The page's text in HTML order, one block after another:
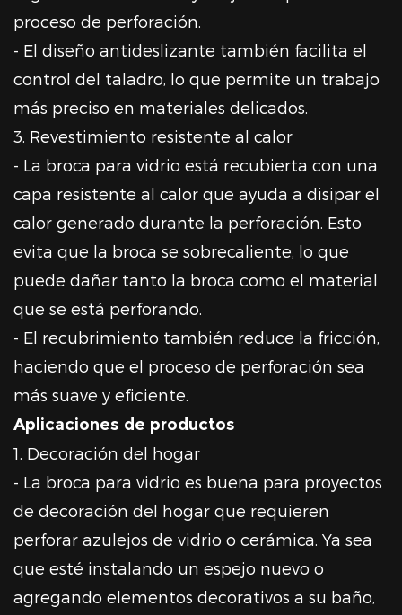
proceso de perforación.
- El diseño antideslizante también facilita el
control del taladro, lo que permite un trabajo
más preciso en materiales delicados.
3. Revestimiento resistente al calor
- La broca para vidrio está recubierta con una
capa resistente al calor que ayuda a disipar el
calor generado durante la perforación. Esto
evita que la broca se sobrecaliente, lo que
puede dañar tanto la broca como el material
que se está perforando.
- El recubrimiento también reduce la fricción,
haciendo que el proceso de perforación sea
más suave y eficiente.
Aplicaciones de productos
1. Decoración del hogar
- La broca para vidrio es buena para proyectos
de decoración del hogar que requieren
perforar azulejos de vidrio o cerámica. Ya sea
que esté instalando un espejo nuevo o
agregando elementos decorativos a su baño,